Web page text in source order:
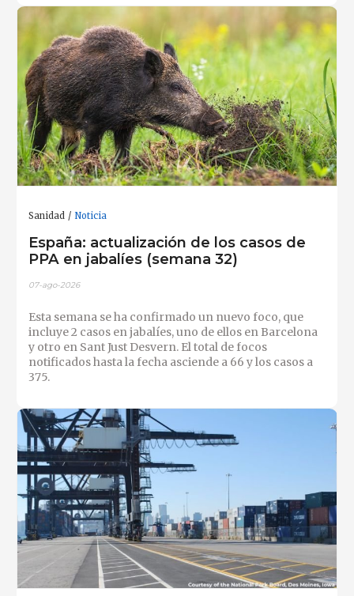
Sanidad Noticia
España: actualización de los casos de
PPA en jabalíes (semana 32)
07-ago-2026
Esta semana se ha confirmado un nuevo foco, que
incluye 2 casos en jabalíes, uno de ellos en Barcelona
y otro en Sant Just Desvern. El total de focos
notificados hasta la fecha asciende a 66 y los casos a
375.